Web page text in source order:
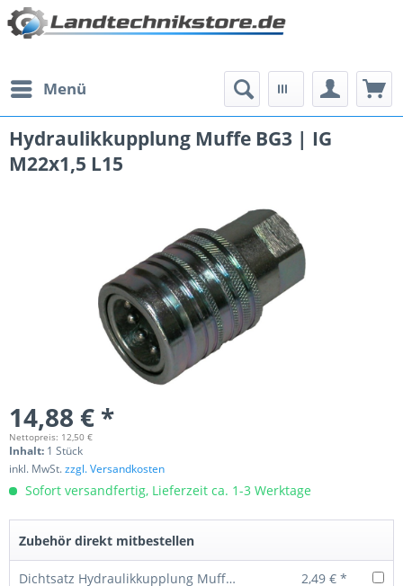
Menü
Hydraulikkupplung Muffe BG3 | IG
M22x1,5 L15
14,88 € *
Nettopreis: 12,50 €
Inhalt: 1 Stück
inkl. MwSt.zzgl. Versandkosten
Sofort versandfertig, Lieferzeit ca. 1-3 Werktage
Zubehör direkt mitbestellen
Dichtsatz Hydraulikkupplung Muffe BG3 Ø3,53 mm
2,49 € *